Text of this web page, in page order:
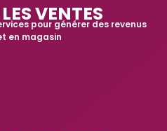
VENTES
pour générer des revenus
en magasin